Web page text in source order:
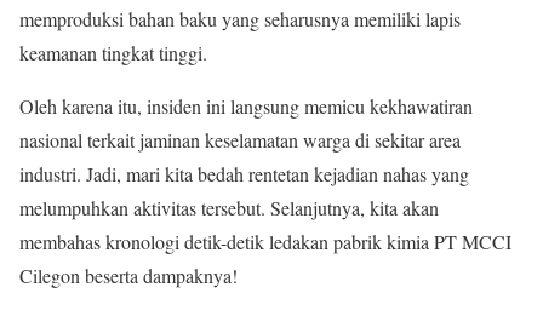
memproduksi bahan baku yang seharusnya memiliki lapis
keamanan tingkat tinggi.
Oleh karena itu, insiden ini langsung memicu kekhawatiran
nasional terkait jaminan keselamatan warga di sekitar area
industri. Jadi, mari kita bedah rentetan kejadian nahas yang
melumpuhkan aktivitas tersebut. Selanjutnya, kita akan
membahas kronologi detik-detik ledakan pabrik kimia PT MCCI
Cilegon beserta dampaknya!